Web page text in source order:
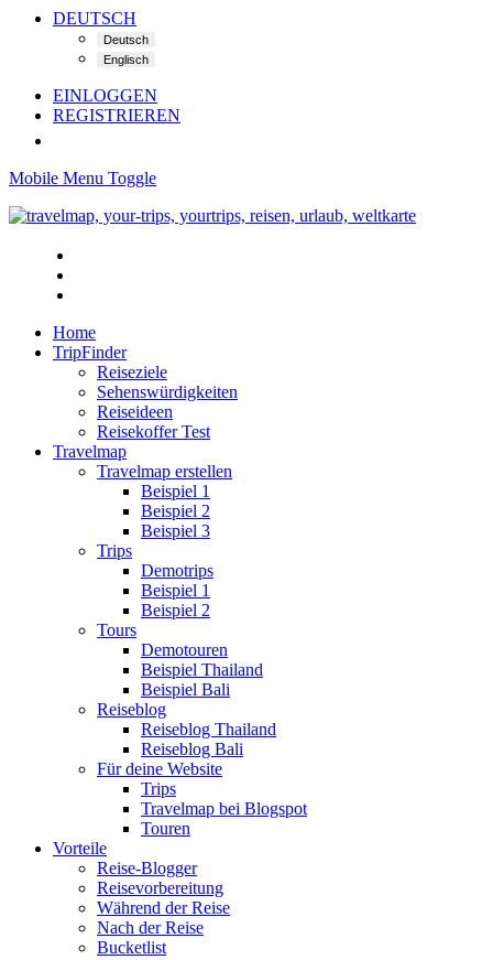
DEUTSCH
EINLOGGEN
REGISTRIEREN
Mobile Menu Toggle
Home
TripFinder
Reiseziele
Sehenswürdigkeiten
Reiseideen
Reisekoffer Test
Travelmap
Travelmap erstellen
Beispiel 1
Beispiel 2
Beispiel 3
Trips
Demotrips
Beispiel 1
Beispiel 2
Tours
Demotouren
Beispiel Thailand
Beispiel Bali
Reiseblog
Reiseblog Thailand
Reiseblog Bali
Für deine Website
Trips
Travelmap bei Blogspot
Touren
Vorteile
Reise-Blogger
Reisevorbereitung
Während der Reise
Nach der Reise
Bucketlist